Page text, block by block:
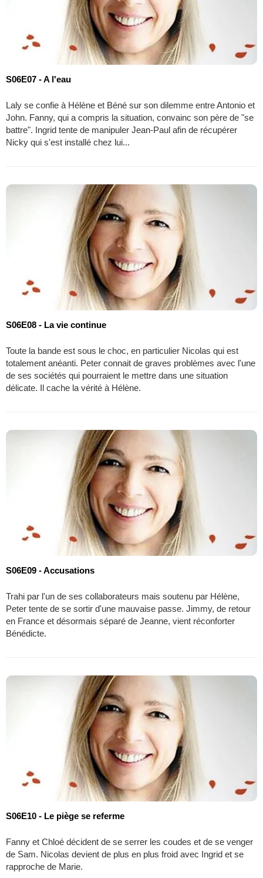
S06E07 - A l'eau
Laly se confie à Hélène et Béné sur son dilemme entre Antonio et
John. Fanny, qui a compris la situation, convainc son père de "se
battre". Ingrid tente de manipuler Jean-Paul afin de récupérer
Nicky qui s'est installé chez lui...
S06E08 - La vie continue
Toute la bande est sous le choc, en particulier Nicolas qui est
totalement anéanti. Peter connait de graves problèmes avec l'une
de ses sociétés qui pourraient le mettre dans une situation
délicate. Il cache la vérité à Hélène.
S06E09 - Accusations
Trahi par l'un de ses collaborateurs mais soutenu par Hélène,
Peter tente de se sortir d'une mauvaise passe. Jimmy, de retour
en France et désormais séparé de Jeanne, vient réconforter
Bénédicte.
S06E10 - Le piège se referme
Fanny et Chloé décident de se serrer les coudes et de se venger
de Sam. Nicolas devient de plus en plus froid avec Ingrid et se
rapproche de Marie.